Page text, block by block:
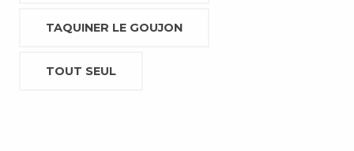
TAQUINER LE GOUJON
TOUT SEUL